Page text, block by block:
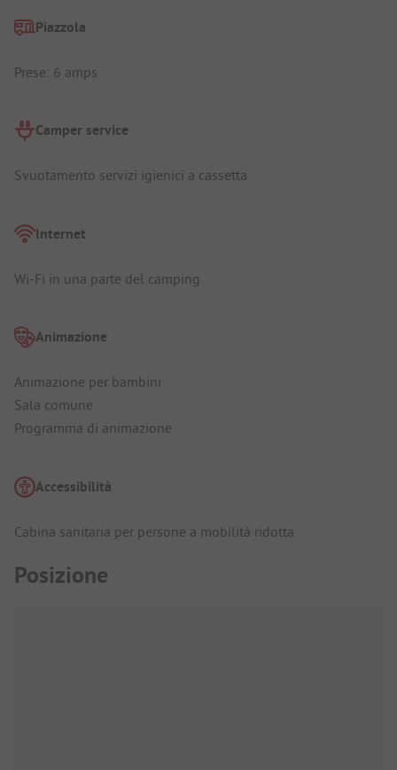
Piazzola
Prese: 6 amps
Camper service
Svuotamento servizi igienici a cassetta
Internet
Wi-Fi in una parte del camping
Animazione
Animazione per bambini
Sala comune
Programma di animazione
Accessibilità
Cabina sanitaria per persone a mobilità ridotta
Posizione